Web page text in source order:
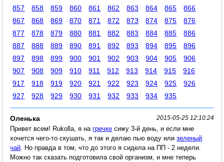
857
858 859 860 861 862 863 864 865
866
867
868 869 870 871 872 873 874 875
876
877
878 879 880 881 882 883 884 885
886
887
888 889 890 891 892 893 894 895
896
897
898 899 900 901 902 903 904 905
906
907
908 909 910 911 912 913 914 915
916
917
918 919 920 921 922 923 924 925
926
927
928 929 930 931 932 933 934 935
Оленька 2015-05-25 12:10:24
Привет всем! Rukolla, я нагречке сижу 3-й день, и если мне
хочется чего-то скушать, я так и делаю пью воду илизеленый
чай . Но правда в том, что до этого я сидела на ПП - 2 недели.
Можно так сказать подготовила свой организм, и мне теперь